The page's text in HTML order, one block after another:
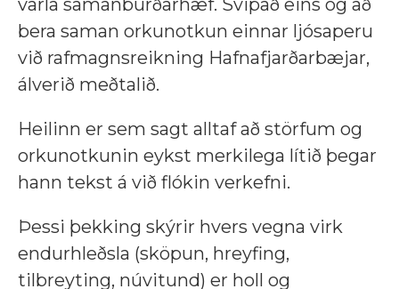
bera saman orkunotkun einnar ljósaperu
við rafmagnsreikning Hafnafjarðarbæjar,
álverið meðtalið.
Heilinn er sem sagt alltaf að störfum og
orkunotkunin eykst merkilega lítið þegar
hann tekst á við flókin verkefni.
Þessi þekking skýrir hvers vegna virk
endurhleðsla (sköpun, hreyfing,
tilbreyting, núvitund) er holl og